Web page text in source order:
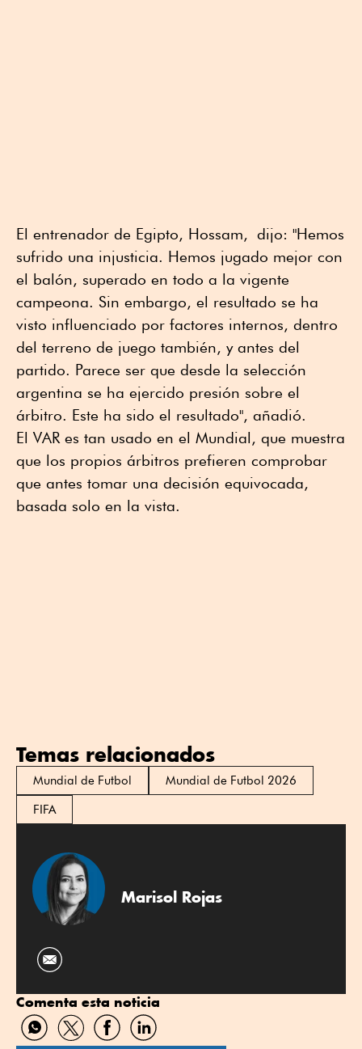
El entrenador de Egipto, Hossam, dijo: "Hemos
sufrido una injusticia. Hemos jugado mejor con
el balón, superado en todo a la vigente
campeona. Sin embargo, el resultado se ha
visto influenciado por factores internos, dentro
del terreno de juego también, y antes del
partido. Parece ser que desde la selección
argentina se ha ejercido presión sobre el
árbitro. Este ha sido el resultado", añadió.
El VAR es tan usado en el Mundial, que muestra
que los propios árbitros prefieren comprobar
que antes tomar una decisión equivocada,
basada solo en la vista.
Temas relacionados
Mundial de Futbol
Mundial de Futbol 2026
FIFA
Marisol Rojas
Comenta esta noticia
CompartirCompartirCompartirCompartir